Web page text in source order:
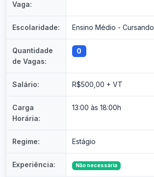
Vaga:
Escolaridade: Ensino Médio - Cursando
Quantidade
de Vagas:
0
Salário: R$500,00 + VT
Carga
Horária:
13:00 às 18:00h
Regime: Estágio
Experiência: Não necessária